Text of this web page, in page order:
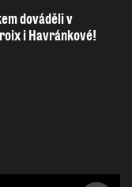
dováděli v
i Havránkové!